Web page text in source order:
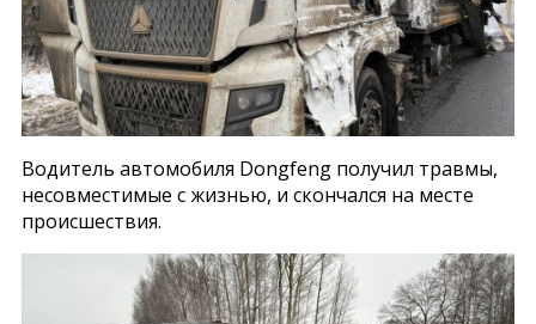
Водитель автомобиля Dongfeng получил травмы,
несовместимые с жизнью, и скончался на месте
происшествия.